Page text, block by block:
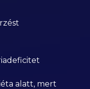
alatt, mert